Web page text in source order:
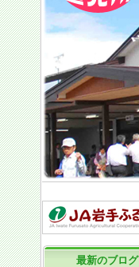
最新のブログ